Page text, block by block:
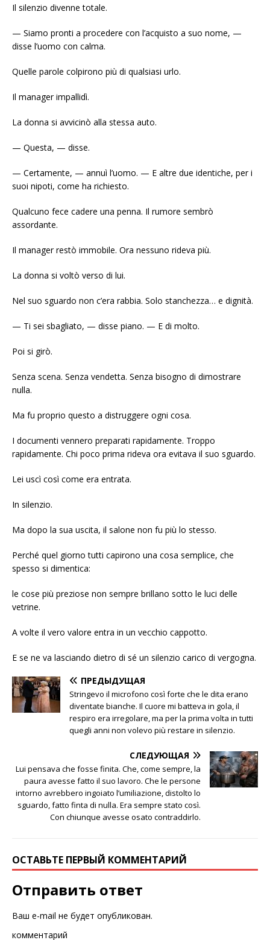
Il silenzio divenne totale.
— Siamo pronti a procedere con l’acquisto a suo nome, —
disse l’uomo con calma.
Quelle parole colpirono più di qualsiasi urlo.
Il manager impallidì.
La donna si avvicinò alla stessa auto.
— Questa, — disse.
— Certamente, — annuì l’uomo. — E altre due identiche, per i
suoi nipoti, come ha richiesto.
Qualcuno fece cadere una penna. Il rumore sembrò
assordante.
Il manager restò immobile. Ora nessuno rideva più.
La donna si voltò verso di lui.
Nel suo sguardo non c’era rabbia. Solo stanchezza… e dignità.
— Ti sei sbagliato, — disse piano. — E di molto.
Poi si girò.
Senza scena. Senza vendetta. Senza bisogno di dimostrare
nulla.
Ma fu proprio questo a distruggere ogni cosa.
I documenti vennero preparati rapidamente. Troppo
rapidamente. Chi poco prima rideva ora evitava il suo sguardo.
Lei uscì così come era entrata.
In silenzio.
Ma dopo la sua uscita, il salone non fu più lo stesso.
Perché quel giorno tutti capirono una cosa semplice, che
spesso si dimentica:
le cose più preziose non sempre brillano sotto le luci delle
vetrine.
A volte il vero valore entra in un vecchio cappotto.
E se ne va lasciando dietro di sé un silenzio carico di vergogna.
ПРЕДЫДУЩАЯ
Stringevo il microfono così forte che le dita erano
diventate bianche. Il cuore mi batteva in gola, il
respiro era irregolare, ma per la prima volta in tutti
quegli anni non volevo più restare in silenzio.
СЛЕДУЮЩАЯ
Lui pensava che fosse finita. Che, come sempre, la
paura avesse fatto il suo lavoro. Che le persone
intorno avrebbero ingoiato l’umiliazione, distolto lo
sguardo, fatto finta di nulla. Era sempre stato così.
Con chiunque avesse osato contraddirlo.
ОСТАВЬТЕ ПЕРВЫЙ КОММЕНТАРИЙ
Отправить ответ
Ваш e-mail не будет опубликован.
комментарий